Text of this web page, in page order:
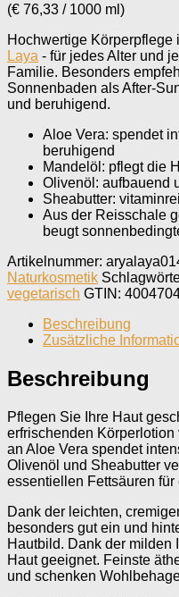
(€ 76,33 / 1000 ml )
Hochwertige Körperpflege
Laya - für jedes Alter und
Familie. Besonders
Sonnenbaden als After-
und beruhigend.
Aloe Vera: spendet
beruhigend
Mandelöl: pflegt die
Olivenöl: aufbauend
Sheabutter:
Aus der Reisschale
beugt
Artikelnummer:
Naturkosmetik
vegetarisch GTIN:
Beschreibung
Zusätzliche
Beschreibung
Pflegen Sie Ihre Haut
erfrischenden Körperlotion
an Aloe Vera spendet
Olivenöl und Sheabutter
essentiellen Fettsäuren
Dank der leichten,
besonders gut ein und
Hautbild. Dank der milden
Haut geeignet. Feinste
und schenken